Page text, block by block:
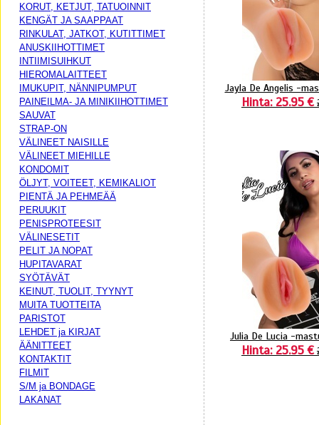
KORUT, KETJUT, TATUOINNIT
KENGÄT JA SAAPPAAT
RINKULAT, JATKOT, KUTITTIMET
ANUSKIIHOTTIMET
INTIIMISUIHKUT
HIEROMALAITTEET
IMUKUPIT, NÄNNIPUMPUT
PAINEILMA- JA MINIKIIHOTTIMET
SAUVAT
STRAP-ON
VÄLINEET NAISILLE
VÄLINEET MIEHILLE
KONDOMIT
ÖLJYT, VOITEET, KEMIKALIOT
PIENTÄ JA PEHMEÄÄ
PERUUKIT
PENISPROTEESIT
VÄLINESETIT
PELIT JA NOPAT
HUPITAVARAT
SYÖTÄVÄT
KEINUT, TUOLIT, TYYNYT
MUITA TUOTTEITA
PARISTOT
LEHDET ja KIRJAT
ÄÄNITTEET
KONTAKTIT
FILMIT
S/M ja BONDAGE
LAKANAT
Jayla De Angelis -
Hinta: 25.95 €
Julia De Lucia -
Hinta: 25.95 €